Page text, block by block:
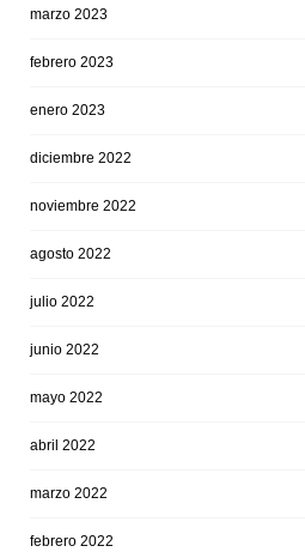
marzo 2023
febrero 2023
enero 2023
diciembre 2022
noviembre 2022
agosto 2022
julio 2022
junio 2022
mayo 2022
abril 2022
marzo 2022
febrero 2022